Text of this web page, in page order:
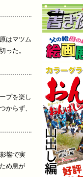
はマツム
った。
プを楽し
からず、
響で実
め息が